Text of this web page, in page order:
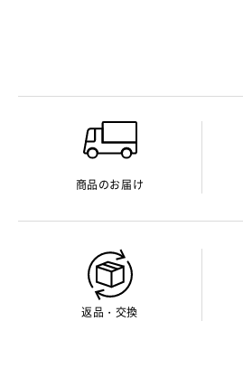
商品のお届け
返品・交換